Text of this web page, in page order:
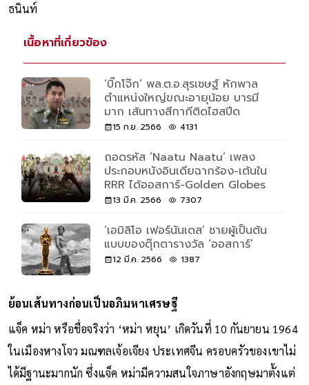
ธนินท์
เนื้อหาที่เกี่ยวข้อง
‘บิ๊กโจ๊ก’ พล.ต.อ.สุรเชษฐ์ หักพาล
ตำแหน่งใหญ่ขณะอายุน้อย บารมี
มาก เส้นทางสีกากีติดไฮสปีด
15 ก.ย. 2566 4131
ถอดรหัส ‘Naatu Naatu’ เพลง
ประกอบหนังอินเดียฉากร้อง-เต้นใน
RRR ได้ออสการ์-Golden Globes
13 มี.ค. 2566 7307
‘เอมิลิโอ เฟอร์นันเดส’ ชายผู้เป็นต้น
แบบของตุ๊กตารางวัล ‘ออสการ์’
12 มี.ค. 2566 1387
ย้อนเส้นทางก่อนเป็นอภิมหาเศรษฐี
แจ็ค หม่า หรือชื่อจริงว่า ‘หม่า หยุน’ เกิดวันที่ 10 กันยายน 1964
ในเมืองหางโจว มณฑลเจ้อเจียง ประเทศจีน ครอบครัวของเขาไม่
ได้มีฐานะมากนัก ซึ่งแจ็ค หม่ามีความสนใจภาษาอังกฤษมาตั้งแต่